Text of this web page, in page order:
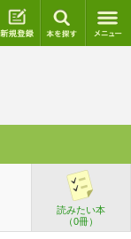
ログイン 新規登録
読みたい本
（0冊）